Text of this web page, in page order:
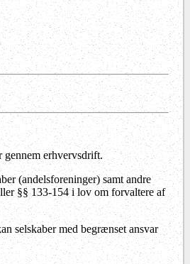
gennem erhvervsdrift.
(andelsforeninger) samt andre
§§ 133-154 i lov om forvaltere af
selskaber med begrænset ansvar